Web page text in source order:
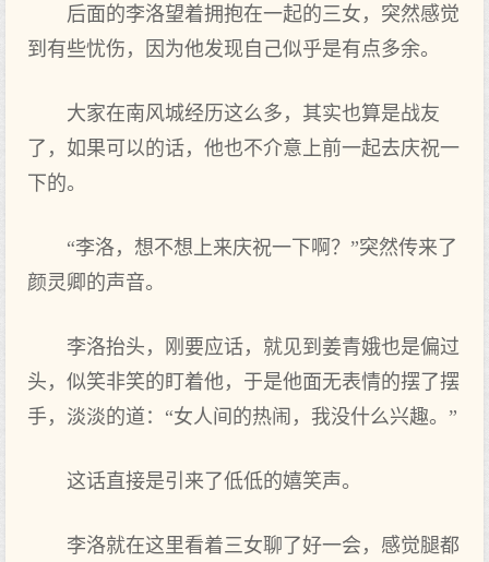
后面的李洛望着拥抱在一起的三女，突然感觉
到有些忧伤，因为他发现自己似乎是有点多余。
大家在南风城经历这么多，其实也算是战友
了，如果可以的话，他也不介意上前一起去庆祝一
下的。
“李洛，想不想上来庆祝一下啊？”突然传来了
颜灵卿的声音。
李洛抬头，刚要应话，就见到姜青娥也是偏过
头，似笑非笑的盯着他，于是他面无表情的摆了摆
手，淡淡的道：“女人间的热闹，我没什么兴趣。”
这话直接是引来了低低的嬉笑声。
李洛就在这里看着三女聊了好一会，感觉腿都